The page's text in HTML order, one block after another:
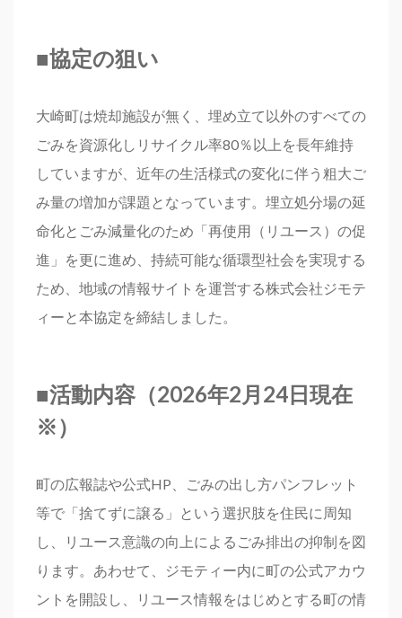
■協定の狙い
大崎町は焼却施設が無く、埋め立て以外のすべての
ごみを資源化しリサイクル率80％以上を長年維持
していますが、近年の生活様式の変化に伴う粗大ご
み量の増加が課題となっています。埋立処分場の延
命化とごみ減量化のため「再使用（リユース）の促
進」を更に進め、持続可能な循環型社会を実現する
ため、地域の情報サイトを運営する株式会社ジモテ
ィーと本協定を締結しました。
■活動内容 （2026年2月24日現在
※）
町の広報誌や公式HP、ごみの出し方パンフレット
等で「捨てずに譲る」という選択肢を住民に周知
し、リユース意識の向上によるごみ排出の抑制を図
ります。あわせて、ジモティー内に町の公式アカウ
ントを開設し、リユース情報をはじめとする町の情